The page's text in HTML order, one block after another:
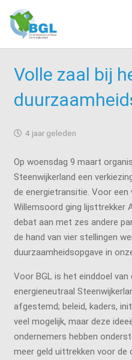
Volle zaal bij
4 jaar geleden
Op woensdag 9 maart
Steenwijkerland een
de energietransitie. Voor een
Willemsoord ging lijsttrekker
debat aan met zes andere
de hand van vier stellingen
duurzaamheidsopgave in
Voor BGL is het einddoel
energieneutraal
afgestemd; beleid, kaders,
veel mogelijk, maar deze
ondernemers hebben
meer geld uittrekken voor de